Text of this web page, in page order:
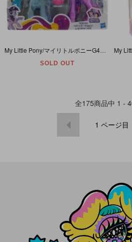
My Little Pony/マイリトルポニーG4・Princess Twilight Sparkle & Rainbow Dash/プリンセストワイライトスパークル＆レインボーダッシュ・2012年
SOLD OUT
全175商品中 1 -
1 ページ目